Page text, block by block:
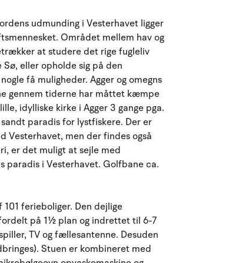
udmunding i Vesterhavet ligger
Området mellem hav og
at studere det rige fugleliv
eller opholde sig på den
få muligheder. Agger og omegns
gennem tiderne har måttet kæmpe
idylliske kirke i Agger 3 gange pga.
paradis for lystfiskere. Der er
Vesterhavet, men der findes også
er det muligt at sejle med
paradis i Vesterhavet. Golfbane ca.
ferieboliger. Den dejlige
på 1½ plan og indrettet til 6-7
TV og fællesantenne. Desuden
Stuen er kombineret med
ma ti on to
31
32
33
34
35
27 28 29 30
3 4 5 6
10 11 12 13
17 18 19 20
24 25 26 27